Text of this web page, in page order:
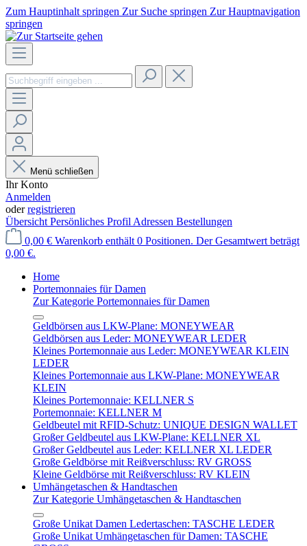
Zum Hauptinhalt springen Zur Suche springen Zur Hauptnavigation
springen
Menü schließen
Ihr Konto
Anmelden
oderregistrieren
Übersicht Persönliches Profil Adressen Bestellungen
0,00 € Warenkorb enthält 0 Positionen. Der Gesamtwert beträgt
0,00 €.
Home
Portemonnaies für Damen
Zur Kategorie Portemonnaies für Damen
Geldbörsen aus LKW-Plane: MONEYWEAR
Geldbörsen aus Leder: MONEYWEAR LEDER
Kleines Portemonnaie aus Leder: MONEYWEAR KLEIN
LEDER
Kleines Portemonnaie aus LKW-Plane: MONEYWEAR
KLEIN
Kleines Portemonnaie: KELLNER S
Portemonnaie: KELLNER M
Geldbeutel mit RFID-Schutz: UNIQUE DESIGN WALLET
Großer Geldbeutel aus LKW-Plane: KELLNER XL
Großer Geldbeutel aus Leder: KELLNER XL LEDER
Große Geldbörse mit Reißverschluss: RV GROSS
Kleine Geldbörse mit Reißverschluss: RV KLEIN
Umhängetaschen & Handtaschen
Zur Kategorie Umhängetaschen & Handtaschen
Große Unikat Damen Ledertaschen: TASCHE LEDER
Große Unikat Umhängetaschen für Damen: TASCHE